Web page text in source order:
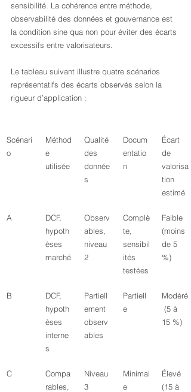
sensibilité. La cohérence entre méthode,
observabilité des données et gouvernance est
la condition sine qua non pour éviter des écarts
excessifs entre valorisateurs.
Le tableau suivant illustre quatre scénarios
représentatifs des écarts observés selon la
rigueur d’application :
Scénari
o
Méthod
e
utilisée
Qualité
des
donnée
s
Docum
entatio
n
Écart
de
valorisa
tion
estimé
A
DCF,
hypoth
èses
marché
Observ
ables,
niveau
2
Complè
te,
sensibil
ités
testées
Faible
(moins
de 5
%)
B
DCF,
hypoth
èses
interne
s
Partiell
ement
observ
ables
Partiell
e
Modéré
(5 à
15 %)
C
Compa
rables,
Niveau
3
Minimal
e
Élevé
(15 à